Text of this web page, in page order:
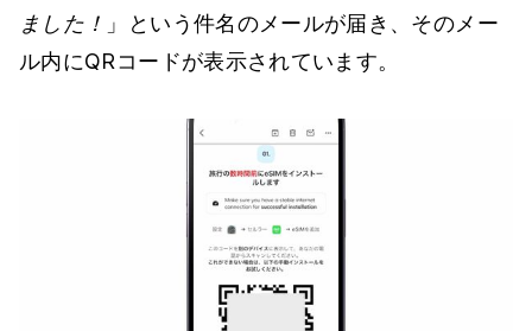
ました！ 」という件名のメールが届き、そのメー
ル内にQRコードが表示されています。